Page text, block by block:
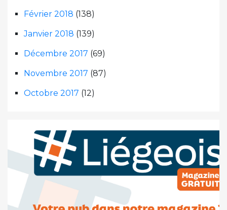
Février 2018 (138)
Janvier 2018 (139)
Décembre 2017 (69)
Novembre 2017 (87)
Octobre 2017 (12)